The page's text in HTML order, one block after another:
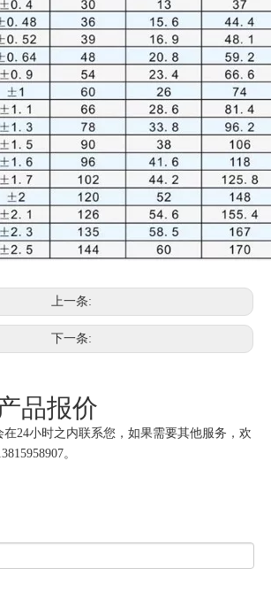
上一条:
下一条:
品报价
24小时之内联系您，如果需要其他服务，欢
。